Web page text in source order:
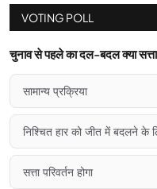
VOTING POLL
चुनाव से पहले का दल-बदल क्या
सामान्य प्रक्रिया
निश्चित हार को जीत में बदलने के
सत्ता परिवर्तन होगा